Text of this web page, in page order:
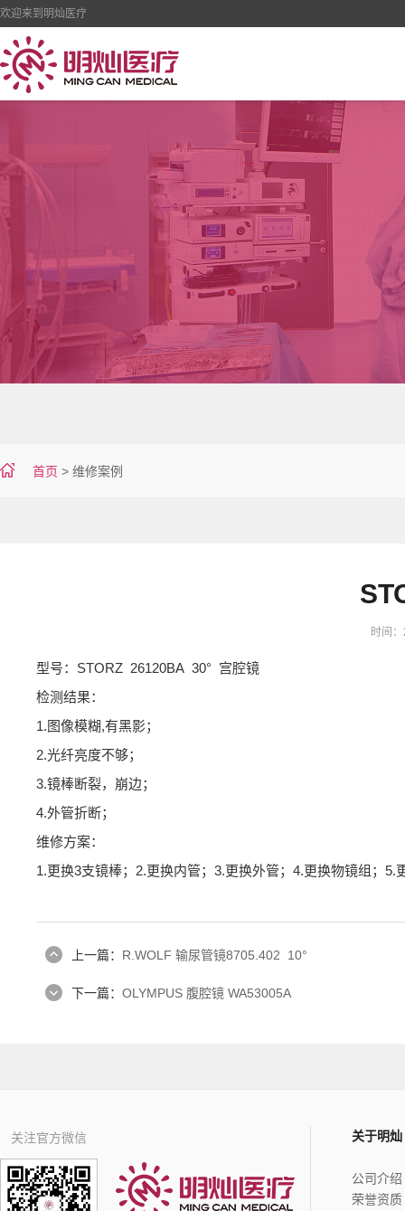
欢迎来到明灿医疗
首页 > 维修案例
时间
型号：STORZ 26120BA 30° 宫腔镜
检测结果：
1.图像模糊,有黑影；
2.光纤亮度不够；
3.镜棒断裂，崩边；
4.外管折断；
维修方案：
1.更换3支镜棒；2.更换内管；3.更换外管；4.更换物镜组；
上一篇： R.WOLF 输尿管镜8705.402 10°
下一篇： OLYMPUS 腹腔镜 WA53005A
关注官方微信 关于明灿
公司介绍
荣誉资质